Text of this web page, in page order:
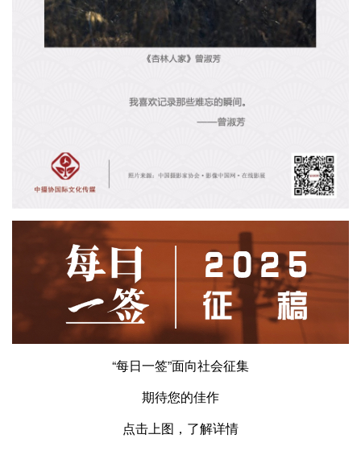
“每日一签”面向社会征集
期待您的佳作
点击上图，了解详情